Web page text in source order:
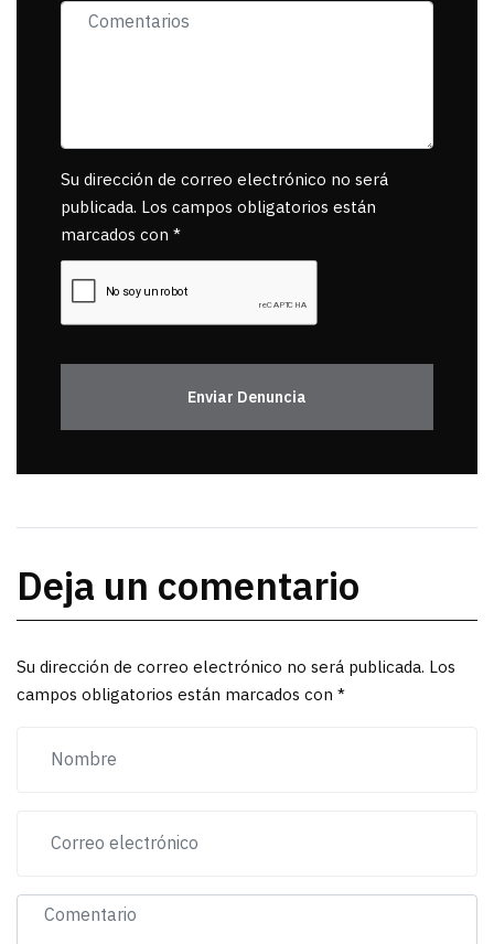
Su dirección de correo electrónico no será
publicada. Los campos obligatorios están
marcados con *
Enviar Denuncia
Deja un comentario
Su dirección de correo electrónico no será publicada. Los
campos obligatorios están marcados con *